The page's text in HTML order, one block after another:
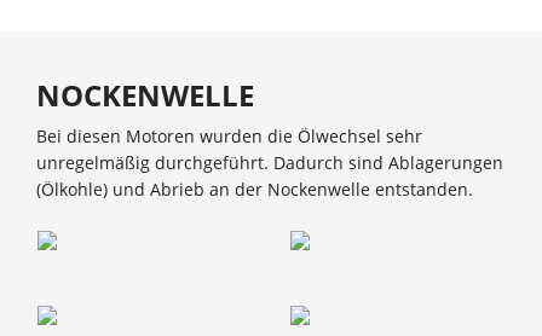
NOCKENWELLE
Bei diesen Motoren wurden die Ölwechsel sehr
unregelmäßig durchgeführt. Dadurch sind Ablagerungen
(Ölkohle) und Abrieb an der Nockenwelle entstanden.